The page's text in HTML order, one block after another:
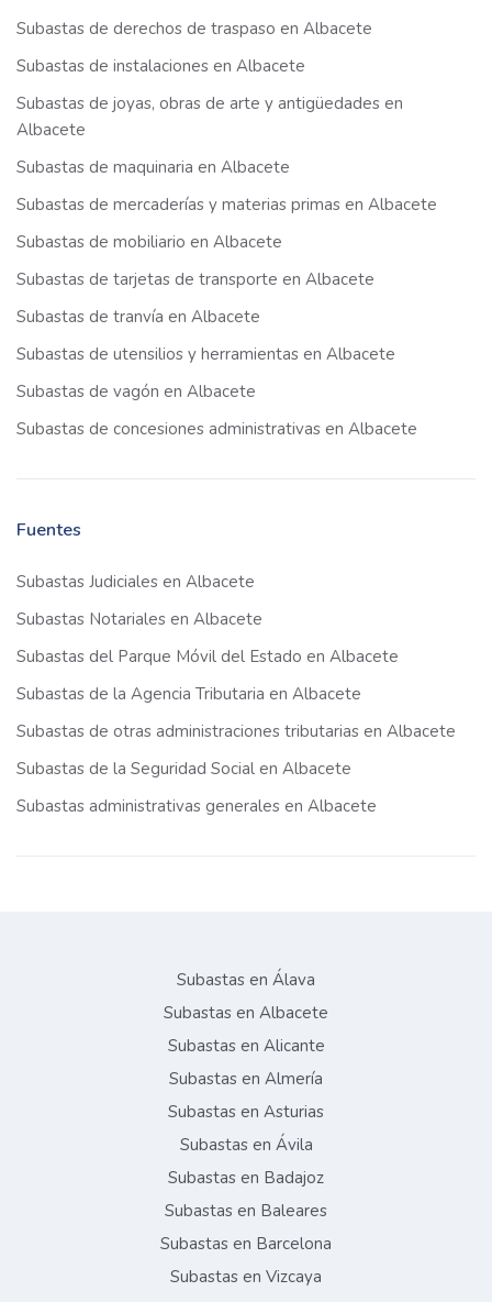
Subastas de derechos de traspaso en Albacete
Subastas de instalaciones en Albacete
Subastas de joyas, obras de arte y antigüedades en
Albacete
Subastas de maquinaria en Albacete
Subastas de mercaderías y materias primas en Albacete
Subastas de mobiliario en Albacete
Subastas de tarjetas de transporte en Albacete
Subastas de tranvía en Albacete
Subastas de utensilios y herramientas en Albacete
Subastas de vagón en Albacete
Subastas de concesiones administrativas en Albacete
Fuentes
Subastas Judiciales en Albacete
Subastas Notariales en Albacete
Subastas del Parque Móvil del Estado en Albacete
Subastas de la Agencia Tributaria en Albacete
Subastas de otras administraciones tributarias en Albacete
Subastas de la Seguridad Social en Albacete
Subastas administrativas generales en Albacete
Subastas en Álava
Subastas en Albacete
Subastas en Alicante
Subastas en Almería
Subastas en Asturias
Subastas en Ávila
Subastas en Badajoz
Subastas en Baleares
Subastas en Barcelona
Subastas en Vizcaya